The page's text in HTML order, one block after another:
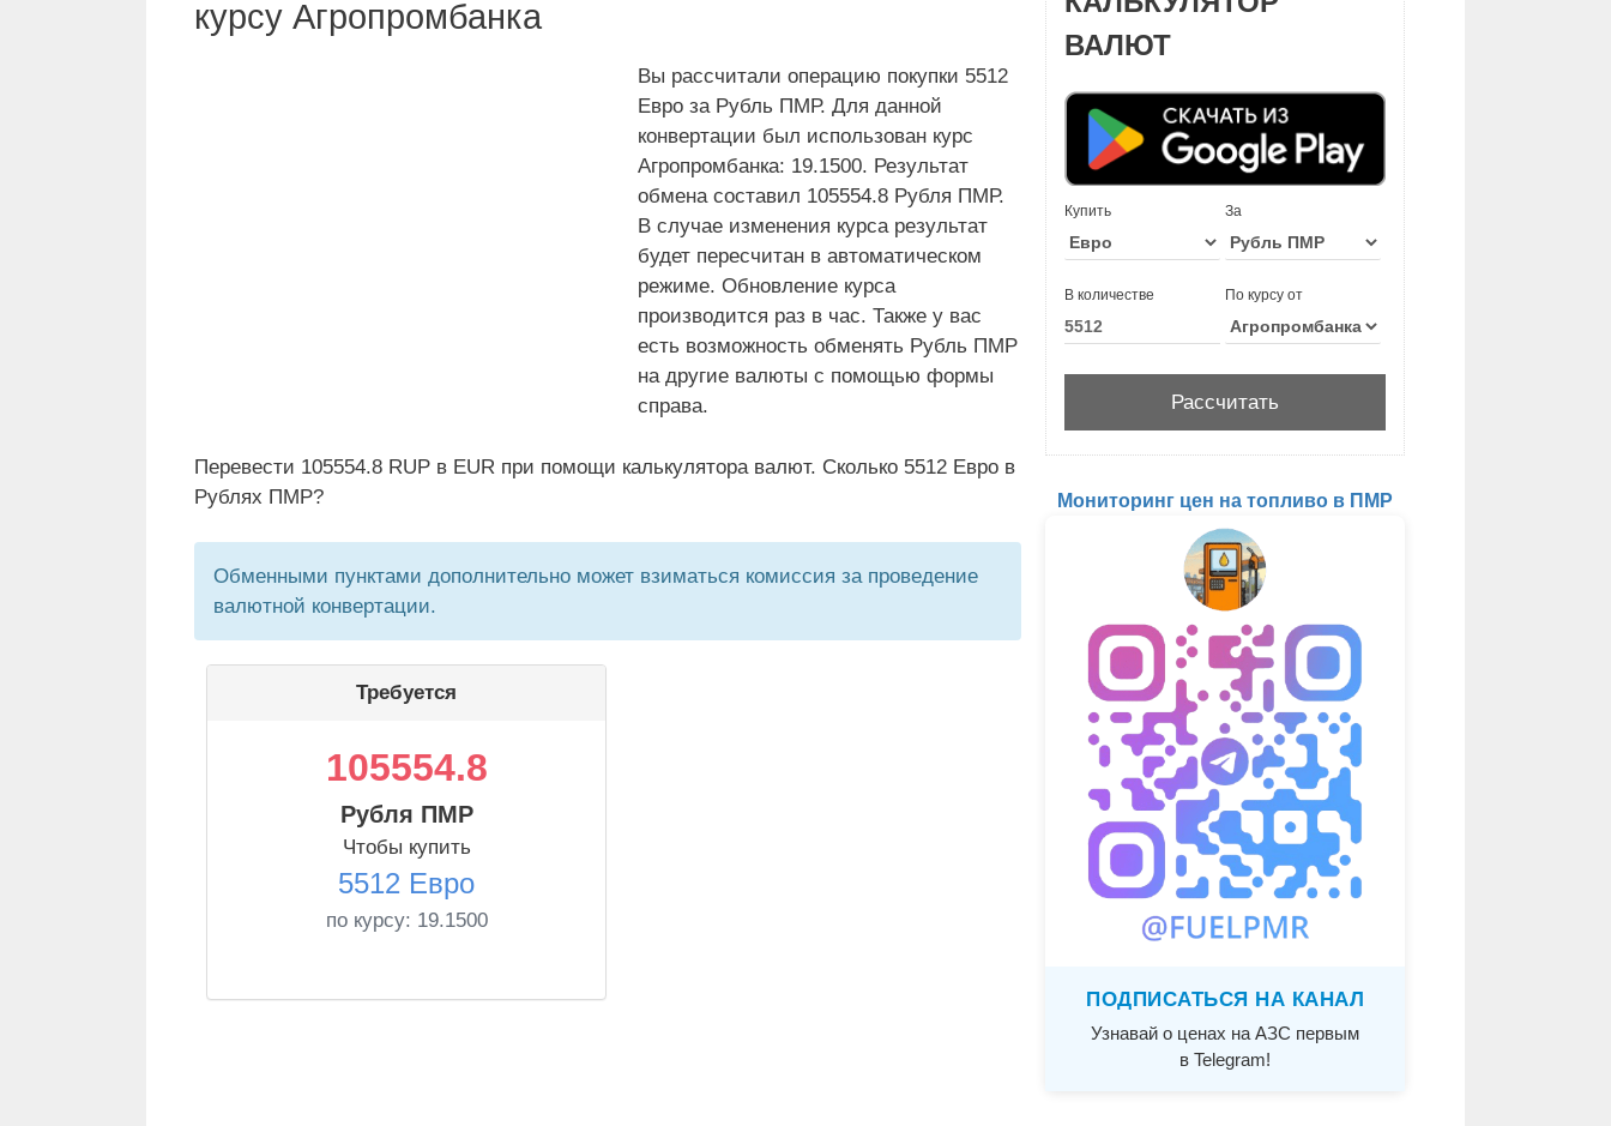
курсу Агропромбанка
Вы рассчитали операцию покупки 5512
Евро за Рубль ПМР. Для данной
конвертации был использован курс
Агропромбанка: 19.1500. Результат
обмена составил 105554.8 Рубля ПМР.
В случае изменения курса результат
будет пересчитан в автоматическом
режиме. Обновление курса
производится раз в час. Также у вас
есть возможность обменять Рубль ПМР
на другие валюты с помощью формы
справа.
Перевести 105554.8 RUP в EUR при помощи калькулятора валют. Сколько 5512 Евро в
Рублях ПМР?
Обменными пунктами дополнительно может взиматься комиссия за проведение
валютной конвертации.
Требуется
105554.8
Рубля ПМР
Чтобы купить
5512 Евро
по курсу: 19.1500
ВАЛЮТ
Купить За
В количестве По курсу от
Мониторинг цен на топливо в ПМР
ПОДПИСАТЬСЯ НА КАНАЛ
Узнавай о ценах на АЗС первым
в Telegram!